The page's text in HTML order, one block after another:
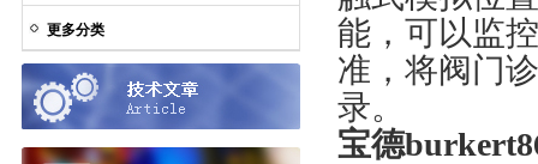
更多分类
能，可以监
准，将阀门
录。
宝德